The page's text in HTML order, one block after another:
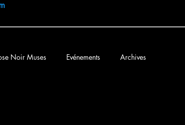
Noir Muses Evénements Archives